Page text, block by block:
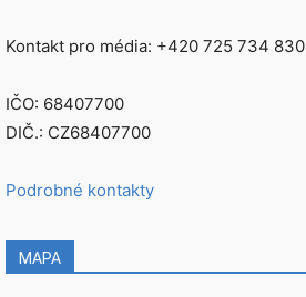
Kontakt pro média: +420 725 734 830
IČO: 68407700
DIČ.: CZ68407700
Podrobné kontakty
MAPA